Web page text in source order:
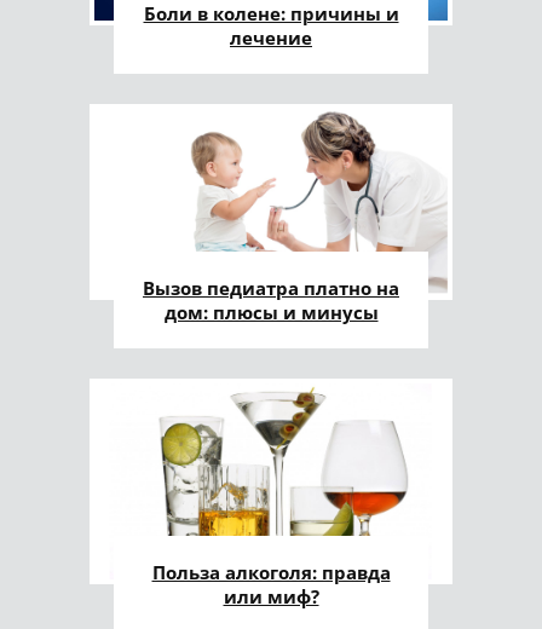
Боли в колене: причины и
лечение
Вызов педиатра платно на
дом: плюсы и минусы
Польза алкоголя: правда
или миф?